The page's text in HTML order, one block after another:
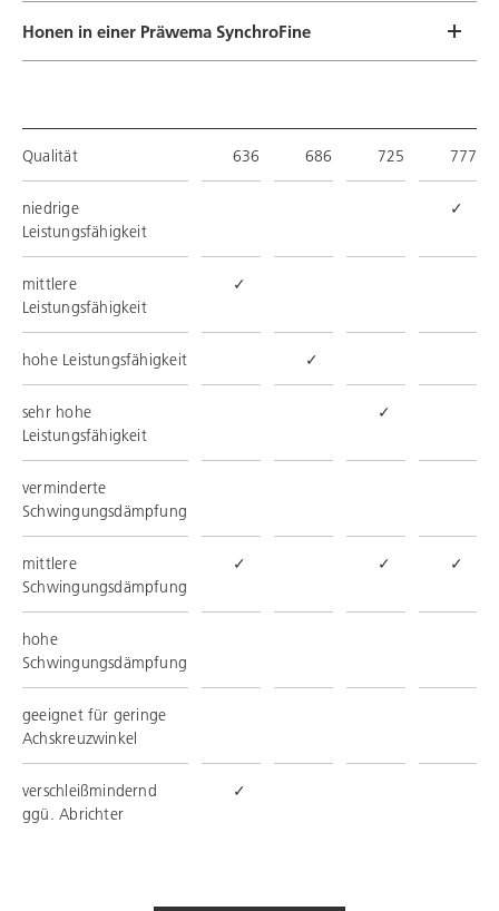
Honen in einer Präwema SynchroFine
Qualität 636 686 725 777
niedrige
Leistungsfähigkeit
✓
mittlere
Leistungsfähigkeit
✓
hohe Leistungsfähigkeit ✓
sehr hohe
Leistungsfähigkeit
✓
verminderte
Schwingungsdämpfung
mittlere
Schwingungsdämpfung
✓ ✓ ✓
hohe
Schwingungsdämpfung
geeignet für geringe
Achskreuzwinkel
verschleißmindernd
ggü. Abrichter
✓